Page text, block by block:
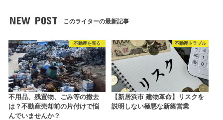
NEW POST このライターの最新記事
不動産を売る
不用品、残置物、ごみ等の撤去
は？不動産売却前の片付けで悩
んでいませんか？
不動産トラブル
【新居浜市 建物革命】リスクを
説明しない極悪な新築営業